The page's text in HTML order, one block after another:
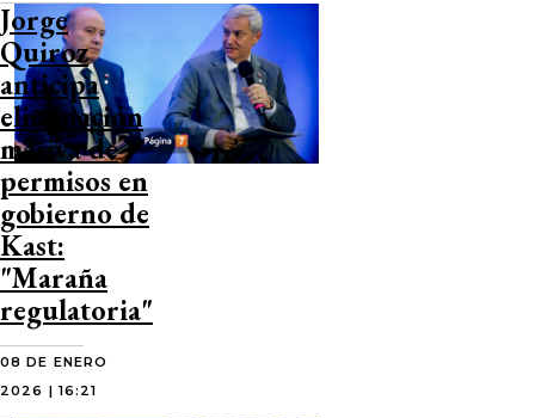
Jorge
Quiroz
anticipa
eliminación
masiva de
permisos en
gobierno de
Kast:
"Maraña
regulatoria"
08 DE ENERO
2026 | 16:21